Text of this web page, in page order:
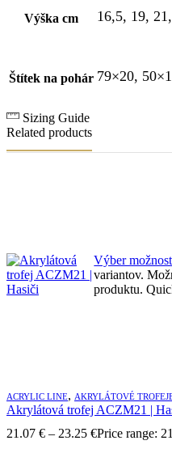
Výška cm 16,5, 19,
Štítek na pohár 79×20,
Sizing Guide
Related products
Výber
variantov.
produktu.
ACRYLIC LINE, AKRYLÁTOVÉ
Akrylátová trofej ACZM21 |
21.07 € – 23.25 €Price range: